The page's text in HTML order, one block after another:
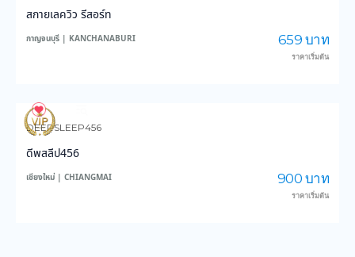
สกายเลควิว รีสอร์ท
กาญจนบุรี | KANCHANABURI 659 บาท
ราคาเริ่มต้น
171
DEEPSLEEP456
ดีพสลีป456
เชียงใหม่ | CHIANGMAI 900 บาท
ราคาเริ่มต้น